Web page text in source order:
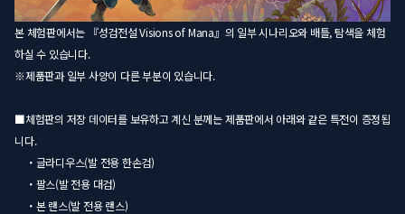
본 체험판에서는 『성검전설 Visions of Mana』의 일부 시나리오와 배틀, 탐색을 체험
하실 수 있습니다.
※제품판과 일부 사양이 다른 부분이 있습니다.
■체험판의 저장 데이터를 보유하고 계신 분께는 제품판에서 아래와 같은 특전이 증정됩
니다.
・글라디우스(발 전용 한손검)
・팔스(발 전용 대검)
・본 랜스(발 전용 랜스)